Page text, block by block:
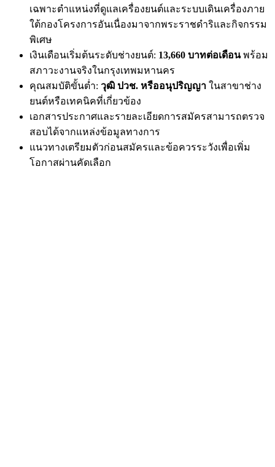
เฉพาะตำแหน่งที่ดูแลเครื่องยนต์และระบบเดินเครื่องภาย
ใต้กองโครงการอันเนื่องมาจากพระราชดำริและกิจกรรม
พิเศษ
เงินเดือนเริ่มต้นระดับช่างยนต์: 13,660 บาทต่อเดือนพร้อม
สภาวะงานจริงในกรุงเทพมหานคร
คุณสมบัติขั้นต่ำ: วุฒิ ปวช. หรืออนุปริญญา ในสาขาช่าง
ยนต์หรือเทคนิคที่เกี่ยวข้อง
เอกสารประกาศและรายละเอียดการสมัครสามารถตรวจ
สอบได้จากแหล่งข้อมูลทางการ
แนวทางเตรียมตัวก่อนสมัครและข้อควรระวังเพื่อเพิ่ม
โอกาสผ่านคัดเลือก